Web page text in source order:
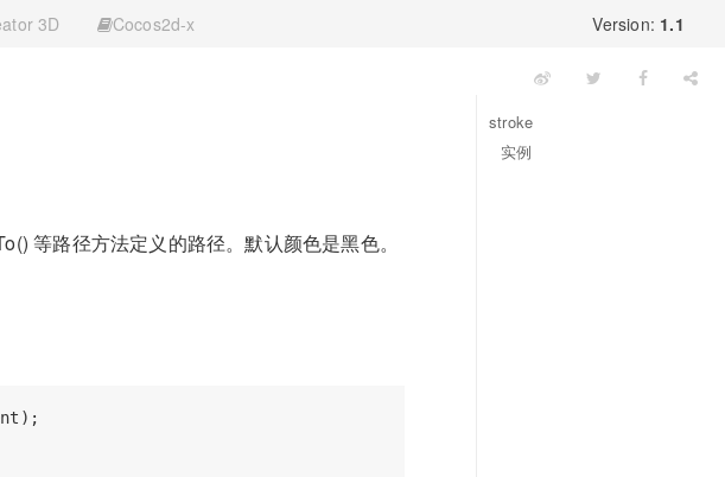
stroke
实例
3D Cocos2d-x Version: 1.1
等路径方法定义的路径。默认颜色是黑色。